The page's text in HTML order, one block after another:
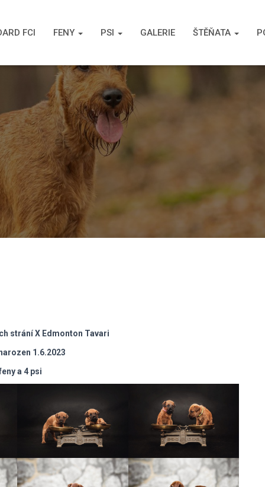
FCI FENY PSI GALERIE ŠTĚŇATA
strání X Edmonton Tavari
1.6.2023
a 4 psi